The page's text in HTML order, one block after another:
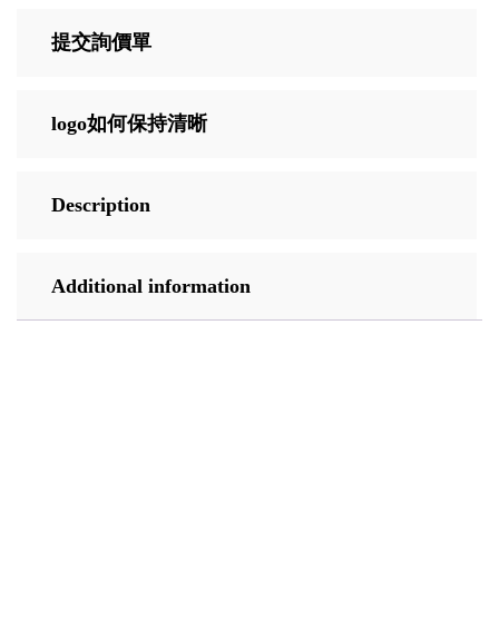
提交詢價單
logo如何保持清晰
Description
Additional information